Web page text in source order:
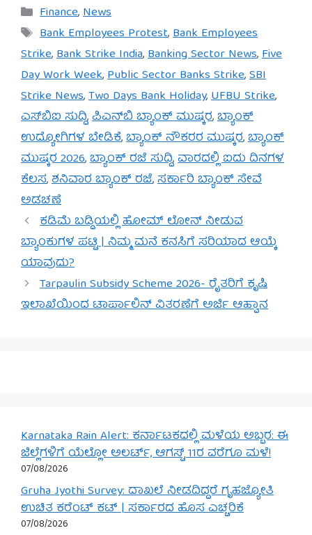
Categories
Finance,News
Tags
Bank Employees Protest,Bank Employees
Strike,Bank Strike India,Banking Sector News,Five
Day Work Week,Public Sector Banks Strike,SBI
Strike News,Two Days Bank Holiday,UFBU Strike,
ಎಸ್‌ಬಿಐ ಸುದ್ದಿ,ಪಿಎನ್‌ಬಿ ಬ್ಯಾಂಕ್ ಮುಷ್ಕರ,ಬ್ಯಾಂಕ್
ಉದ್ಯೋಗಿಗಳ ಬೇಡಿಕೆ,ಬ್ಯಾಂಕ್ ನೌಕರರ ಮುಷ್ಕರ,ಬ್ಯಾಂಕ್
ಮುಷ್ಕರ 2026,ಬ್ಯಾಂಕ್ ರಜೆ ಸುದ್ದಿ,ವಾರದಲ್ಲಿ ಐದು ದಿನಗಳ
ಕೆಲಸ,ಶನಿವಾರ ಬ್ಯಾಂಕ್ ರಜೆ,ಸರ್ಕಾರಿ ಬ್ಯಾಂಕ್ ಸೇವೆ
ಅಡಚಣೆ
ಕಡಿಮೆ ಬಡ್ಡಿಯಲ್ಲಿ ಹೋಮ್ ಲೋನ್ ನೀಡುವ
ಬ್ಯಾಂಕುಗಳ ಪಟ್ಟಿ | ನಿಮ್ಮ ಮನೆ ಕನಸಿಗೆ ಸರಿಯಾದ ಆಯ್ಕೆ
ಯಾವುದು?
Tarpaulin Subsidy Scheme 2026- ರೈತರಿಗೆ ಕೃಷಿ
ಇಲಾಖೆಯಿಂದ ಟಾರ್ಪಾಲಿನ್ ವಿತರಣೆಗೆ ಅರ್ಜಿ ಆಹ್ವಾನ
Karnataka Rain Alert: ಕರ್ನಾಟಕದಲ್ಲಿ ಮಳೆಯ ಅಬ್ಬರ: ಈ
ಜಿಲ್ಲೆಗಳಿಗೆ ಯೆಲ್ಲೋ ಅಲರ್ಟ್, ಆಗಸ್ಟ್ 11ರ ವರೆಗೂ ಮಳೆ!
07/08/2026
Gruha Jyothi Survey: ದಾಖಲೆ ನೀಡದಿದ್ದರೆ ಗೃಹಜ್ಯೋತಿ
ಉಚಿತ ಕರೆಂಟ್ ಕಟ್ | ಸರ್ಕಾರದ ಹೊಸ ಎಚ್ಚರಿಕೆ
07/08/2026